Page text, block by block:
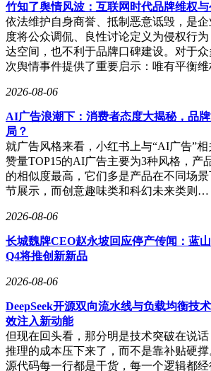
竹知了舆情风波：互联网时代品牌维权
依法维护自身商誉、抵制恶意诋毁，是
度将公众调侃、良性讨论定义为侵权行
达空间，也不利于品牌口碑建设。对于
次舆情事件提供了重要启示：唯有平衡
2026-08-06
AI广告浪潮下：消费者态度大揭秘，品
局？
就广告风格来看，小红书上与“AI广告”
赞量TOP15的AI广告主要为3种风格，产
的相似度最高，它们多是产品在不同场
节展示，而创意趣味类和科幻未来类则…
2026-08-06
长城魏牌CEO赵永坡回应停产传闻：蓝
Q4将推创新新品
2026-08-06
DeepSeek开源双向流水线与负载均衡技
效注入新动能
但现在回头看，那分明是技术突破在说
推理的成本压下来了，而不是靠补贴硬
源代码每一行都是干货，每一个逻辑都